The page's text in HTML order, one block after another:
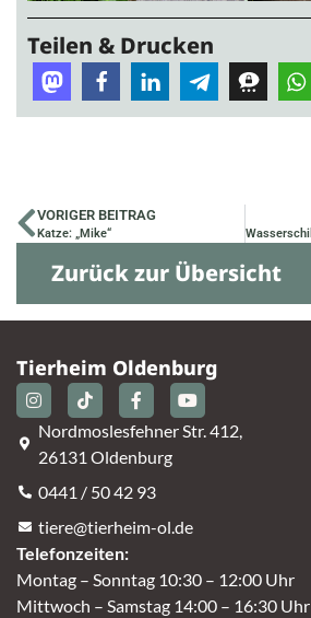
Teilen & Drucken
VORIGER BEITRAG
Katze: „Mike“
Zurück zur Übersicht
Tierheim Oldenburg
Nordmoslesfehner Str. 412,
26131 Oldenburg
0441 / 50 42 93
tiere@tierheim-ol.de
Telefonzeiten:
Montag – Sonntag 10:30 – 12:00 Uhr
Mittwoch – Samstag 14:00 – 16:30 Uhr